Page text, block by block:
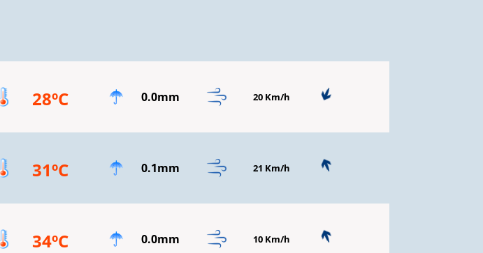
28ºC 0.0mm 20 Km/h
31ºC 0.1mm 21 Km/h
34ºC 0.0mm 10 Km/h